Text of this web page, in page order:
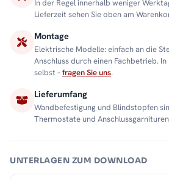
In der Regel innerhalb weniger
Lieferzeit sehen Sie oben am
Montage
Elektrische Modelle: einfach an die
Anschluss durch einen Fachbetrieb.
selbst –fragen Sie uns.
Lieferumfang
Wandbefestigung und Blindstopfen
Thermostate und
UNTERLAGEN ZUM DOWNLOAD